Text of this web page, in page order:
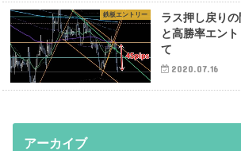
鉄板エントリー
ラス押し戻り
と高勝率エン
て
2020.07.16
アーカイブ